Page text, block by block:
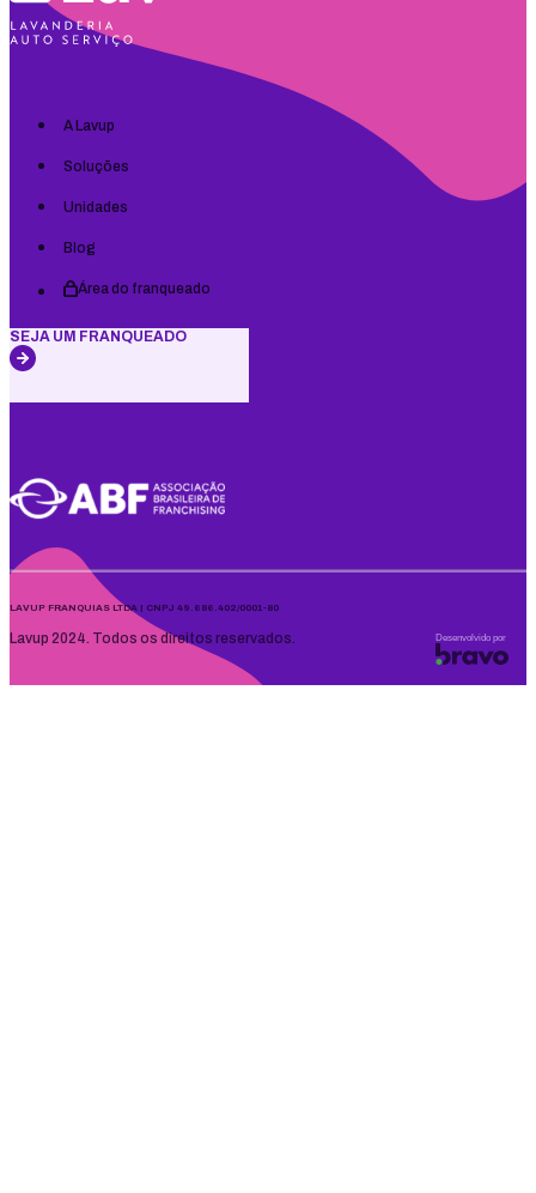
A Lavup
Soluções
Unidades
Blog
Área do franqueado
SEJA UM FRANQUEADO
LAVUP FRANQUIAS LTDA | CNPJ 49.686.402/0001-80
Lavup 2024. Todos os direitos reservados. Desenvolvido por